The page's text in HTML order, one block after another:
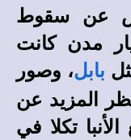
عن سقوط
مدن كانت
بابل، وصور
المزيد عن
تكلا في